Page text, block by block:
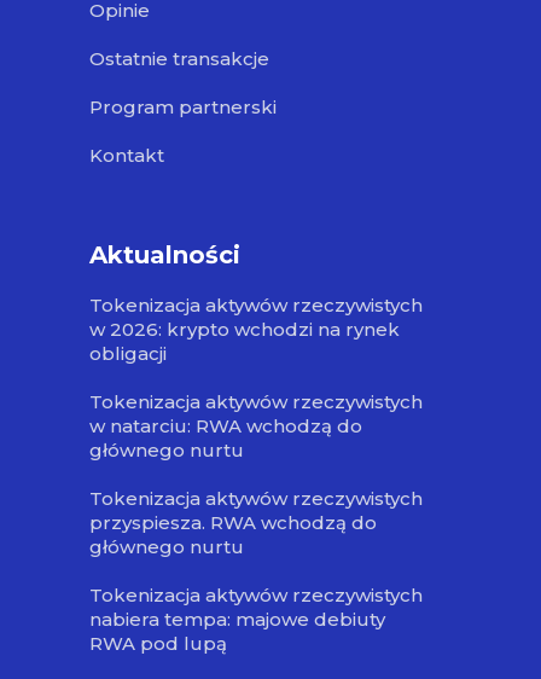
Opinie
Ostatnie transakcje
Program partnerski
Kontakt
Aktualności
Tokenizacja aktywów rzeczywistych
w 2026: krypto wchodzi na rynek
obligacji
Tokenizacja aktywów rzeczywistych
w natarciu: RWA wchodzą do
głównego nurtu
Tokenizacja aktywów rzeczywistych
przyspiesza. RWA wchodzą do
głównego nurtu
Tokenizacja aktywów rzeczywistych
nabiera tempa: majowe debiuty
RWA pod lupą